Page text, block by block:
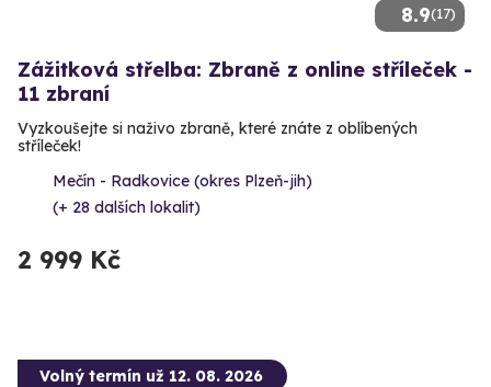
8.9(17)
Zážitková střelba: Zbraně z online stříleček -
11 zbraní
Vyzkoušejte si naživo zbraně, které znáte z oblíbených
stříleček!
Mečín - Radkovice (okres Plzeň-jih)
(+ 28 dalších lokalit)
2 999 Kč
Volný termín už 12. 08. 2026